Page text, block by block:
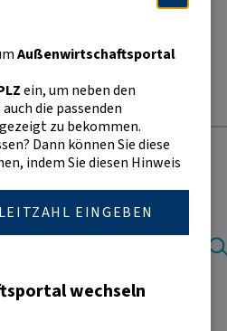
Außenwirtschaftsportal
ein, um neben den
auch die passenden
zu bekommen.
Dann können Sie diese
indem Sie diesen Hinweis
EINGEBEN
wechseln